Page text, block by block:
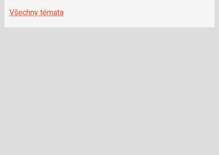
Všechny témata